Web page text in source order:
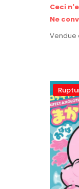
Ceci
Ne
Vendue